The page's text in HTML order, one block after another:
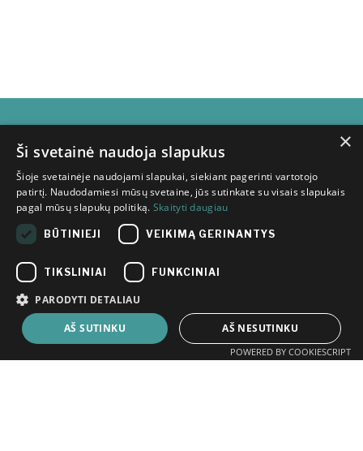
Subscribe for
newsletter
I have read the information
provided in theInnovation
Agency's privacy policy
regarding
the processing of my personal
×
Ši svetainė naudoja slapukus
Šioje svetainėje naudojami slapukai, siekiant pagerinti vartotojo
patirtį. Naudodamiesi mūsų svetaine, jūs sutinkate su visais slapukais
pagal mūsų slapukų politiką. Skaityti daugiau
BŪTINIEJI VEIKIMĄ GERINANTYS
TIKSLINIAI FUNKCINIAI
PARODYTI DETALIAU
AŠ SUTINKU AŠ NESUTINKU
POWERED BY COOKIESCRIPT